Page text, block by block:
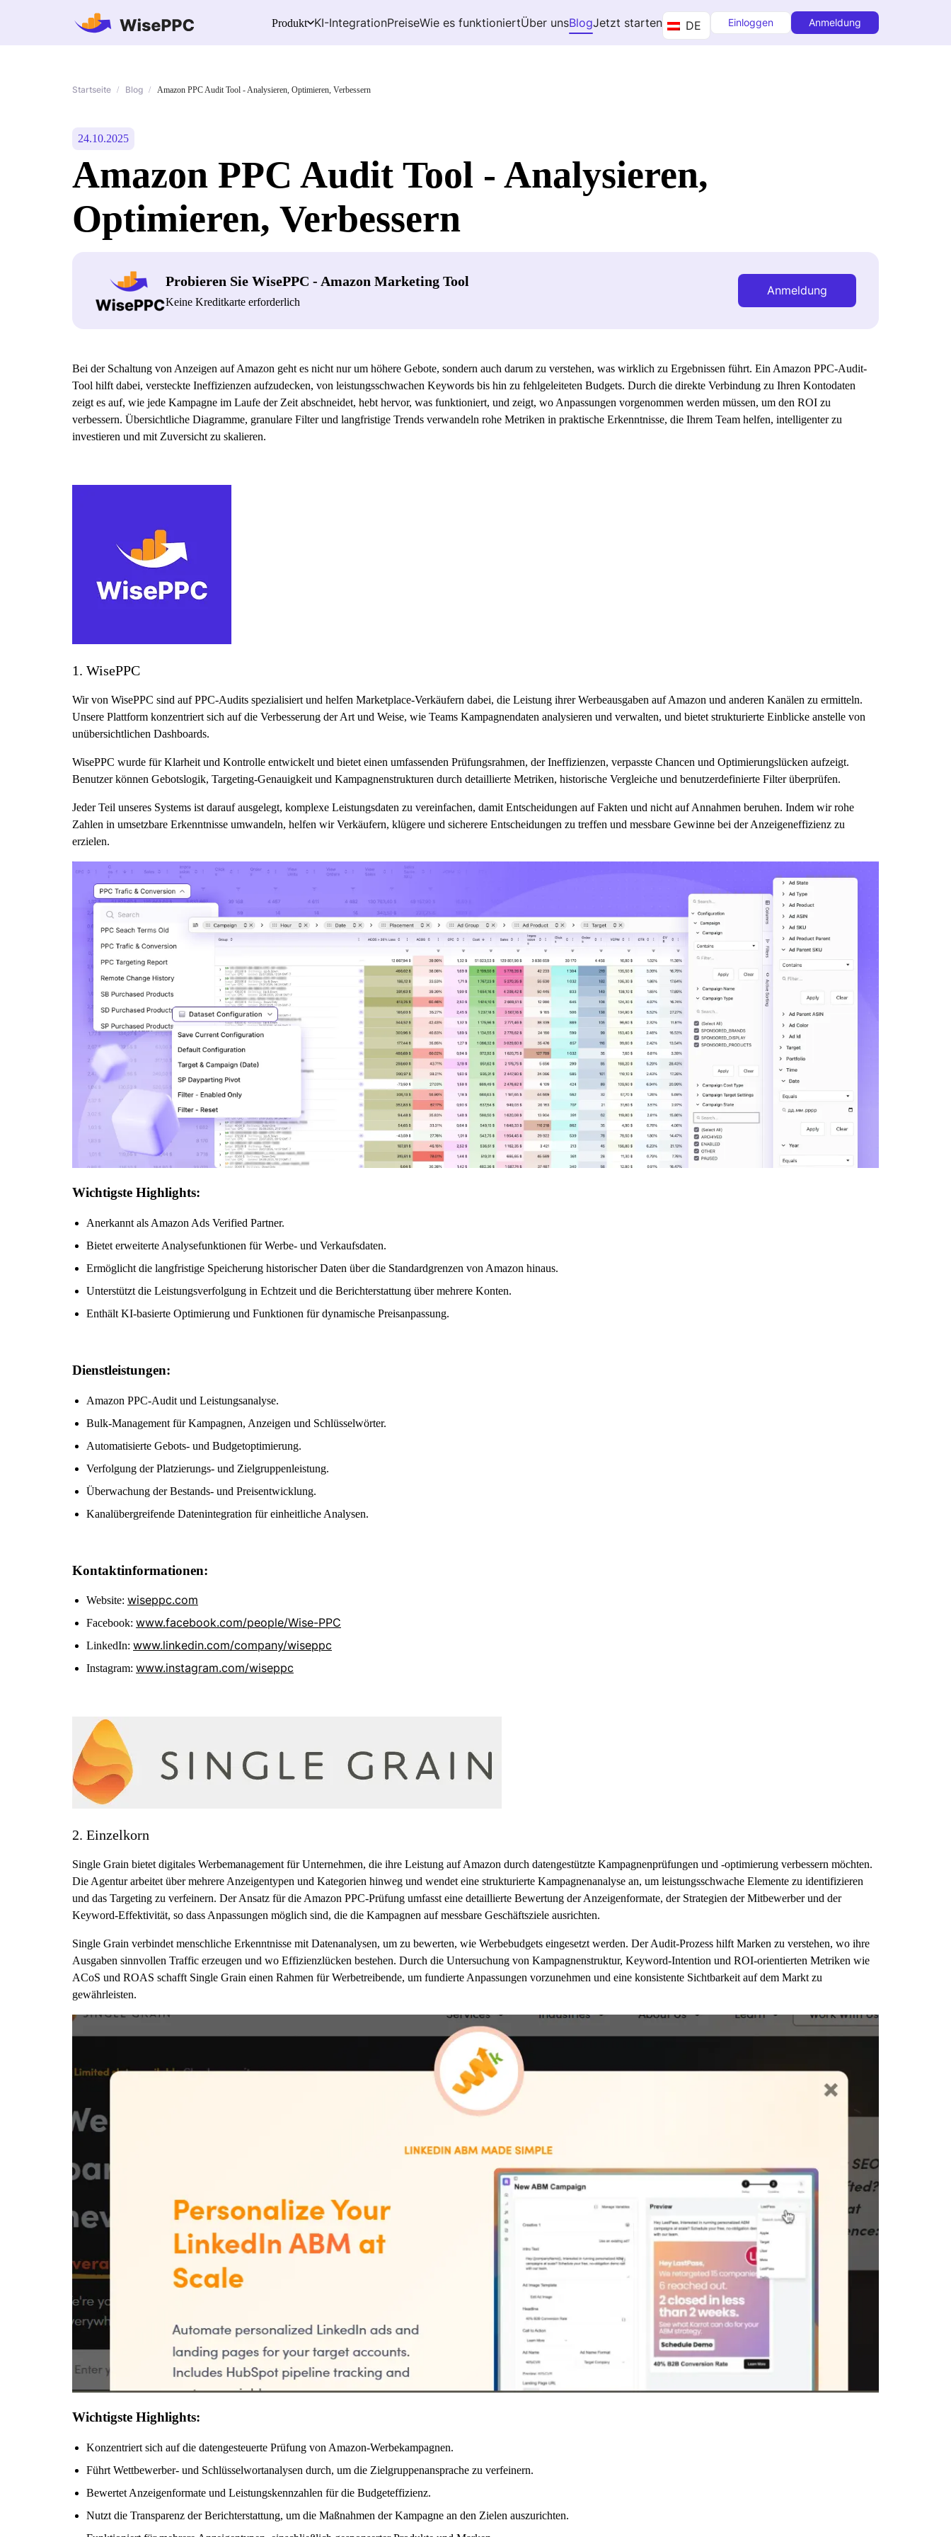
Produkt KI-IntegrationPreiseWie es funktioniertÜber unsBlogJetzt starten DE Einloggen Anmeldung
Startseite / Blog / Amazon PPC Audit Tool - Analysieren, Optimieren, Verbessern
24.10.2025
Amazon PPC Audit Tool - Analysieren,
Optimieren, Verbessern
Probieren Sie WisePPC - Amazon Marketing Tool
Keine Kreditkarte erforderlich
Anmeldung
Bei der Schaltung von Anzeigen auf Amazon geht es nicht nur um höhere Gebote, sondern auch darum zu verstehen, was wirklich zu Ergebnissen führt. Ein Amazon PPC-Audit-
Tool hilft dabei, versteckte Ineffizienzen aufzudecken, von leistungsschwachen Keywords bis hin zu fehlgeleiteten Budgets. Durch die direkte Verbindung zu Ihren Kontodaten
zeigt es auf, wie jede Kampagne im Laufe der Zeit abschneidet, hebt hervor, was funktioniert, und zeigt, wo Anpassungen vorgenommen werden müssen, um den ROI zu
verbessern. Übersichtliche Diagramme, granulare Filter und langfristige Trends verwandeln rohe Metriken in praktische Erkenntnisse, die Ihrem Team helfen, intelligenter zu
investieren und mit Zuversicht zu skalieren.
1. WisePPC
Wir von WisePPC sind auf PPC-Audits spezialisiert und helfen Marketplace-Verkäufern dabei, die Leistung ihrer Werbeausgaben auf Amazon und anderen Kanälen zu ermitteln.
Unsere Plattform konzentriert sich auf die Verbesserung der Art und Weise, wie Teams Kampagnendaten analysieren und verwalten, und bietet strukturierte Einblicke anstelle von
unübersichtlichen Dashboards.
WisePPC wurde für Klarheit und Kontrolle entwickelt und bietet einen umfassenden Prüfungsrahmen, der Ineffizienzen, verpasste Chancen und Optimierungslücken aufzeigt.
Benutzer können Gebotslogik, Targeting-Genauigkeit und Kampagnenstrukturen durch detaillierte Metriken, historische Vergleiche und benutzerdefinierte Filter überprüfen.
Jeder Teil unseres Systems ist darauf ausgelegt, komplexe Leistungsdaten zu vereinfachen, damit Entscheidungen auf Fakten und nicht auf Annahmen beruhen. Indem wir rohe
Zahlen in umsetzbare Erkenntnisse umwandeln, helfen wir Verkäufern, klügere und sicherere Entscheidungen zu treffen und messbare Gewinne bei der Anzeigeneffizienz zu
erzielen.
Wichtigste Highlights:
Anerkannt als Amazon Ads Verified Partner.
Bietet erweiterte Analysefunktionen für Werbe- und Verkaufsdaten.
Ermöglicht die langfristige Speicherung historischer Daten über die Standardgrenzen von Amazon hinaus.
Unterstützt die Leistungsverfolgung in Echtzeit und die Berichterstattung über mehrere Konten.
Enthält KI-basierte Optimierung und Funktionen für dynamische Preisanpassung.
Dienstleistungen:
Amazon PPC-Audit und Leistungsanalyse.
Bulk-Management für Kampagnen, Anzeigen und Schlüsselwörter.
Automatisierte Gebots- und Budgetoptimierung.
Verfolgung der Platzierungs- und Zielgruppenleistung.
Überwachung der Bestands- und Preisentwicklung.
Kanalübergreifende Datenintegration für einheitliche Analysen.
Kontaktinformationen:
Website: wiseppc.com
Facebook: www.facebook.com/people/Wise-PPC
LinkedIn: www.linkedin.com/company/wiseppc
Instagram: www.instagram.com/wiseppc
2. Einzelkorn
Single Grain bietet digitales Werbemanagement für Unternehmen, die ihre Leistung auf Amazon durch datengestützte Kampagnenprüfungen und -optimierung verbessern möchten.
Die Agentur arbeitet über mehrere Anzeigentypen und Kategorien hinweg und wendet eine strukturierte Kampagnenanalyse an, um leistungsschwache Elemente zu identifizieren
und das Targeting zu verfeinern. Der Ansatz für die Amazon PPC-Prüfung umfasst eine detaillierte Bewertung der Anzeigenformate, der Strategien der Mitbewerber und der
Keyword-Effektivität, so dass Anpassungen möglich sind, die die Kampagnen auf messbare Geschäftsziele ausrichten.
Single Grain verbindet menschliche Erkenntnisse mit Datenanalysen, um zu bewerten, wie Werbebudgets eingesetzt werden. Der Audit-Prozess hilft Marken zu verstehen, wo ihre
Ausgaben sinnvollen Traffic erzeugen und wo Effizienzlücken bestehen. Durch die Untersuchung von Kampagnenstruktur, Keyword-Intention und ROI-orientierten Metriken wie
ACoS und ROAS schafft Single Grain einen Rahmen für Werbetreibende, um fundierte Anpassungen vorzunehmen und eine konsistente Sichtbarkeit auf dem Markt zu
gewährleisten.
Wichtigste Highlights:
Konzentriert sich auf die datengesteuerte Prüfung von Amazon-Werbekampagnen.
Führt Wettbewerber- und Schlüsselwortanalysen durch, um die Zielgruppenansprache zu verfeinern.
Bewertet Anzeigenformate und Leistungskennzahlen für die Budgeteffizienz.
Nutzt die Transparenz der Berichterstattung, um die Maßnahmen der Kampagne an den Zielen auszurichten.